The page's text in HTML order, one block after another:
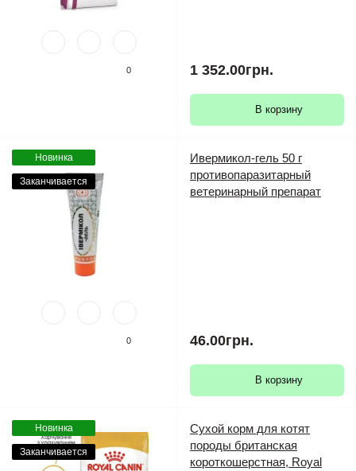
0 1 352.00грн.
В корзину
Новинка
Заканчивается
0
Ивермикол-гель 50 г
противопаразитарный
ветеринарный препарат
46.00грн.
В корзину
Новинка
Заканчивается
Сухой корм для котят
породы британская
короткошерстная, Royal